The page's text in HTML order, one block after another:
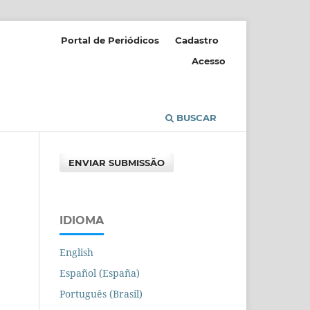
BUSCAR
Portal de Periódicos
Cadastro
Acesso
ENVIAR SUBMISSÃO
IDIOMA
English
Español (España)
Português (Brasil)